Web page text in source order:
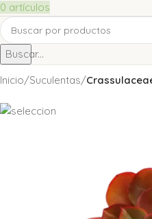
0 artículos
Buscar...
Inicio Suculentas